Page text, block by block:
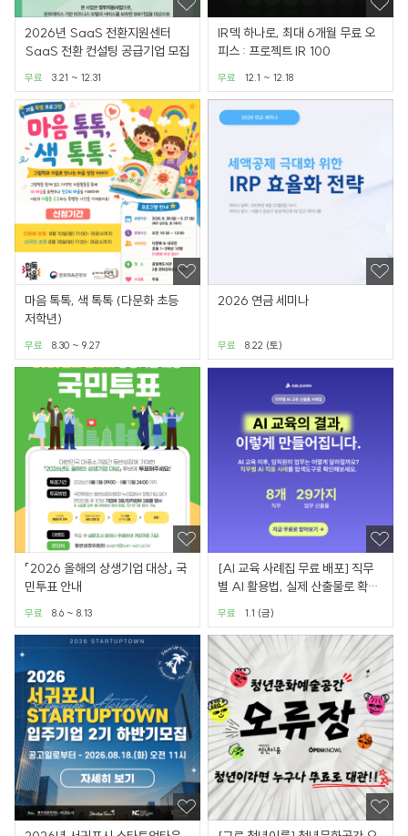
2026년 SaaS 전환지원센터
SaaS 전환 컨설팅 공급기업 모집
3.21 ~ 12.31
무료
IR덱 하나로, 최대 6개월 무료 오
피스 : 프로젝트 IR 100
12.1 ~ 12.18
무료
마음 톡톡, 색 톡톡 (다문화 초등
저학년)
8.30 ~ 9.27
무료
2026 연금 세미나
8.22 (토)
무료
「2026 올해의 상생기업 대상」 국
민투표 안내
8.6 ~ 8.13
무료
[AI 교육 사례집 무료 배포] 직무
별 AI 활용법, 실제 산출물로 확인
1.1 (금)
무료